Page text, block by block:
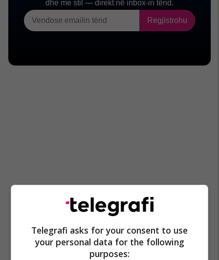
Telegrafi asks for your consent to use
your personal data for the following
purposes: